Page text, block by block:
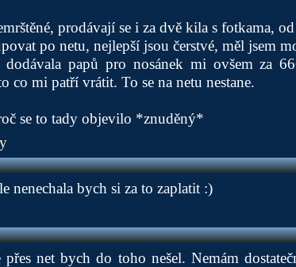
prodávají se i za dvě kila s fotkama,
po netu, nejlepší jsou čerstvé, měl jsem
dodávala papů pro nosánek mi ovšem za
co mi patří vrátit. To se na netu nestane.
se to tady objevilo *znuděný*
nenechala bych si za to zaplatit :)
přes net bych do toho nešel. Nemám